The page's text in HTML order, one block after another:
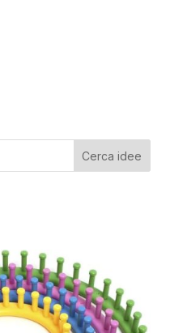
Cerca idee